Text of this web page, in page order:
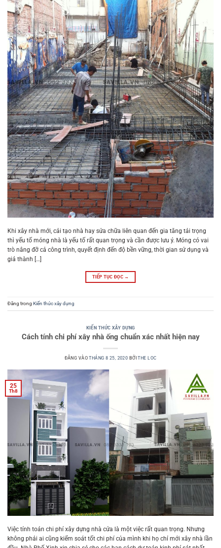
Khi xây nhà mới, cải tạo nhà hay sửa chữa liên quan đến gia tăng tải trọng
thì yếu tố móng nhà là yếu tố rất quan trọng và cần được lưu ý. Móng có vai
trò nâng đỡ cả công trình, quyết định đến độ bền vững, thời gian sử dụng và
giá thành […]
TIẾP TỤC ĐỌC →
Đăng trong Kiến thức xây dựng
KIẾN THỨC XÂY DỰNG
Cách tính chi phí xây nhà ống chuẩn xác nhất hiện nay
ĐĂNG VÀOTHÁNG 8 25, 2020 BỞITHE LOC
25
Th8
Việc tính toán chi phí xây dựng nhà cửa là một việc rất quan trọng. Nhưng
không phải ai cũng kiểm soát tốt chi phí của mình khi họ chỉ mới xây nhà lần